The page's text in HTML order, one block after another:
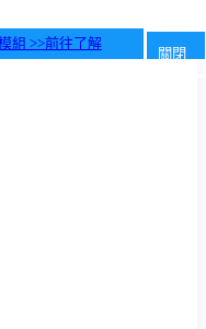
組 >>前往了解
關閉